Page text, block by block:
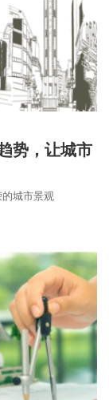
势，让城市
城市景观